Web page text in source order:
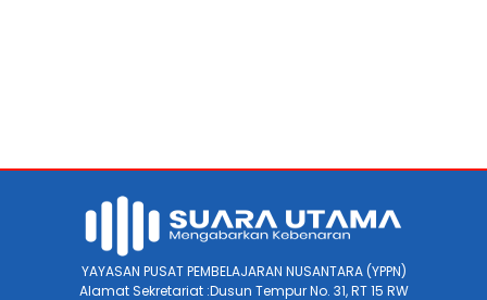
YAYASAN PUSAT PEMBELAJARAN NUSANTARA (YPPN)
Alamat Sekretariat :Dusun Tempur No. 31, RT 15 RW